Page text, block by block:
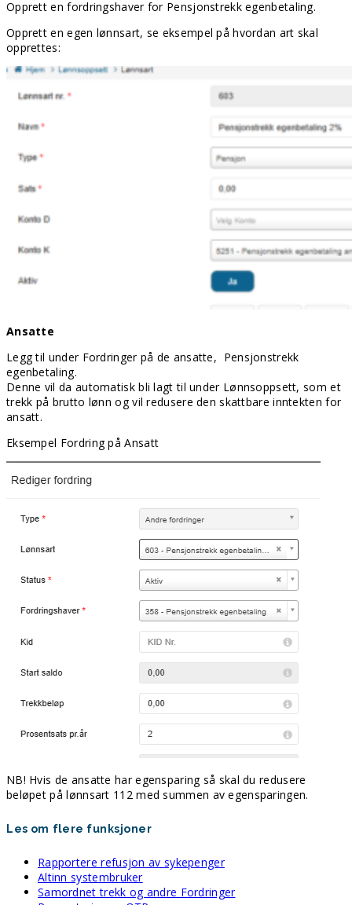
Opprett en fordringshaver for Pensjonstrekk egenbetaling.
Opprett en egen lønnsart, se eksempel på hvordan art skal
opprettes:
Ansatte
Legg til under Fordringer på de ansatte, Pensjonstrekk
egenbetaling.
Denne vil da automatisk bli lagt til under Lønnsoppsett, som et
trekk på brutto lønn og vil redusere den skattbare inntekten for
ansatt.
Eksempel Fordring på Ansatt
NB! Hvis de ansatte har egensparing så skal du redusere
beløpet på lønnsart 112 med summen av egensparingen.
Les om flere funksjoner
Rapportere refusjon av sykepenger
Altinn systembruker
Samordnet trekk og andre Fordringer